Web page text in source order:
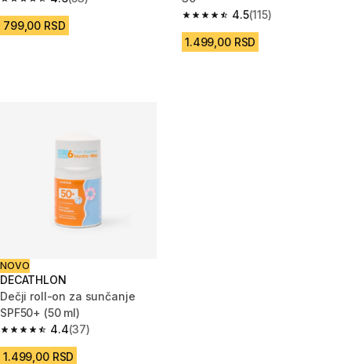
4.6 od 5 zvezdica from 53 Recenzije
799,00 RSD
4.5
4.5 od 5 zvezdica from 115
(115)
1.499,00 RSD
NOVO
DECATHLON
Dečji roll-on za sunčanje
SPF50+ (50 ml)
4.4
4.4 od 5 zvezdica from 37 Recenzije
(37)
1.499,00 RSD